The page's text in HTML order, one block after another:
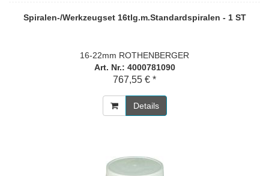
Spiralen-/Werkzeugset 16tlg.m.Standardspiralen - 1 ST
16-22mm ROTHENBERGER
Art. Nr.: 4000781090
767,55 € *
Details